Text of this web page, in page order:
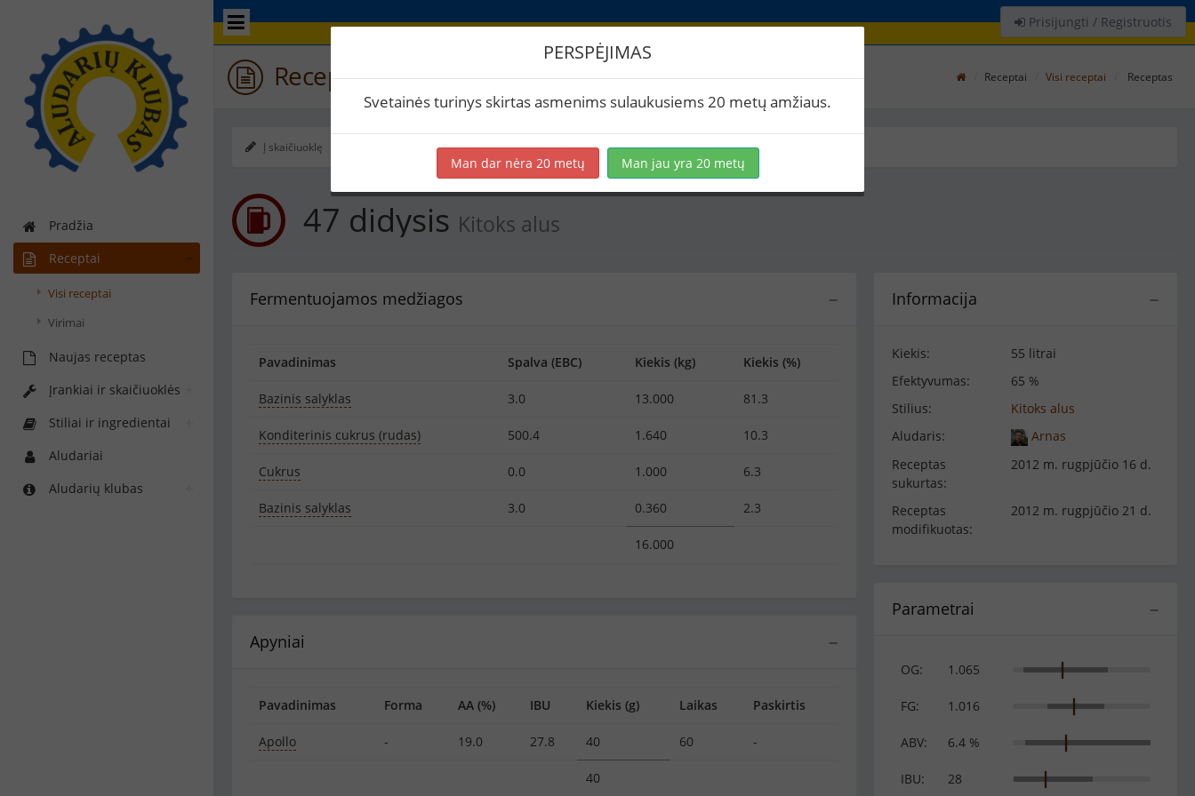
Pradžia
Receptai
Visi receptai
Virimai
Naujas receptas
Įrankiai ir skaičiuoklės
Stiliai ir ingredientai
Aludariai
Aludarių klubas
Prisijungti / Registruotis
Receptas / 47 didysis Receptai Visi receptai Receptas
Į skaičiuoklę Eksportuoti į PDF Spausdinti etiketes Virimai (1) BeerXML
47 didysis Kitoks alus
−
Informacija
Kiekis:
55 litrai
Efektyvumas:
65 %
Stilius:
Kitoks alus
Aludaris:
Arnas
Receptas
sukurtas:
2012 m. rugpjūčio 16 d.
Receptas
modifikuotas:
2012 m. rugpjūčio 21 d.
−
Parametrai
OG: 1.065
FG: 1.016
ABV: 6.4 %
IBU: 28
−
Fermentuojamos medžiagos
Pavadinimas Spalva (EBC) Kiekis (kg) Kiekis (%)
Bazinis salyklas 3.0 13.000 81.3
Konditerinis cukrus (rudas) 500.4 1.640 10.3
Cukrus 0.0 1.000 6.3
Bazinis salyklas 3.0 0.360 2.3
16.000
−
Apyniai
Pavadinimas Forma AA (%) IBU Kiekis (g) Laikas Paskirtis
Apollo - 19.0 27.8 40 60 -
40
PERSPĖJIMAS
Svetainės turinys skirtas asmenims sulaukusiems 20 metų amžiaus.
Man dar nėra 20 metų Man jau yra 20 metų